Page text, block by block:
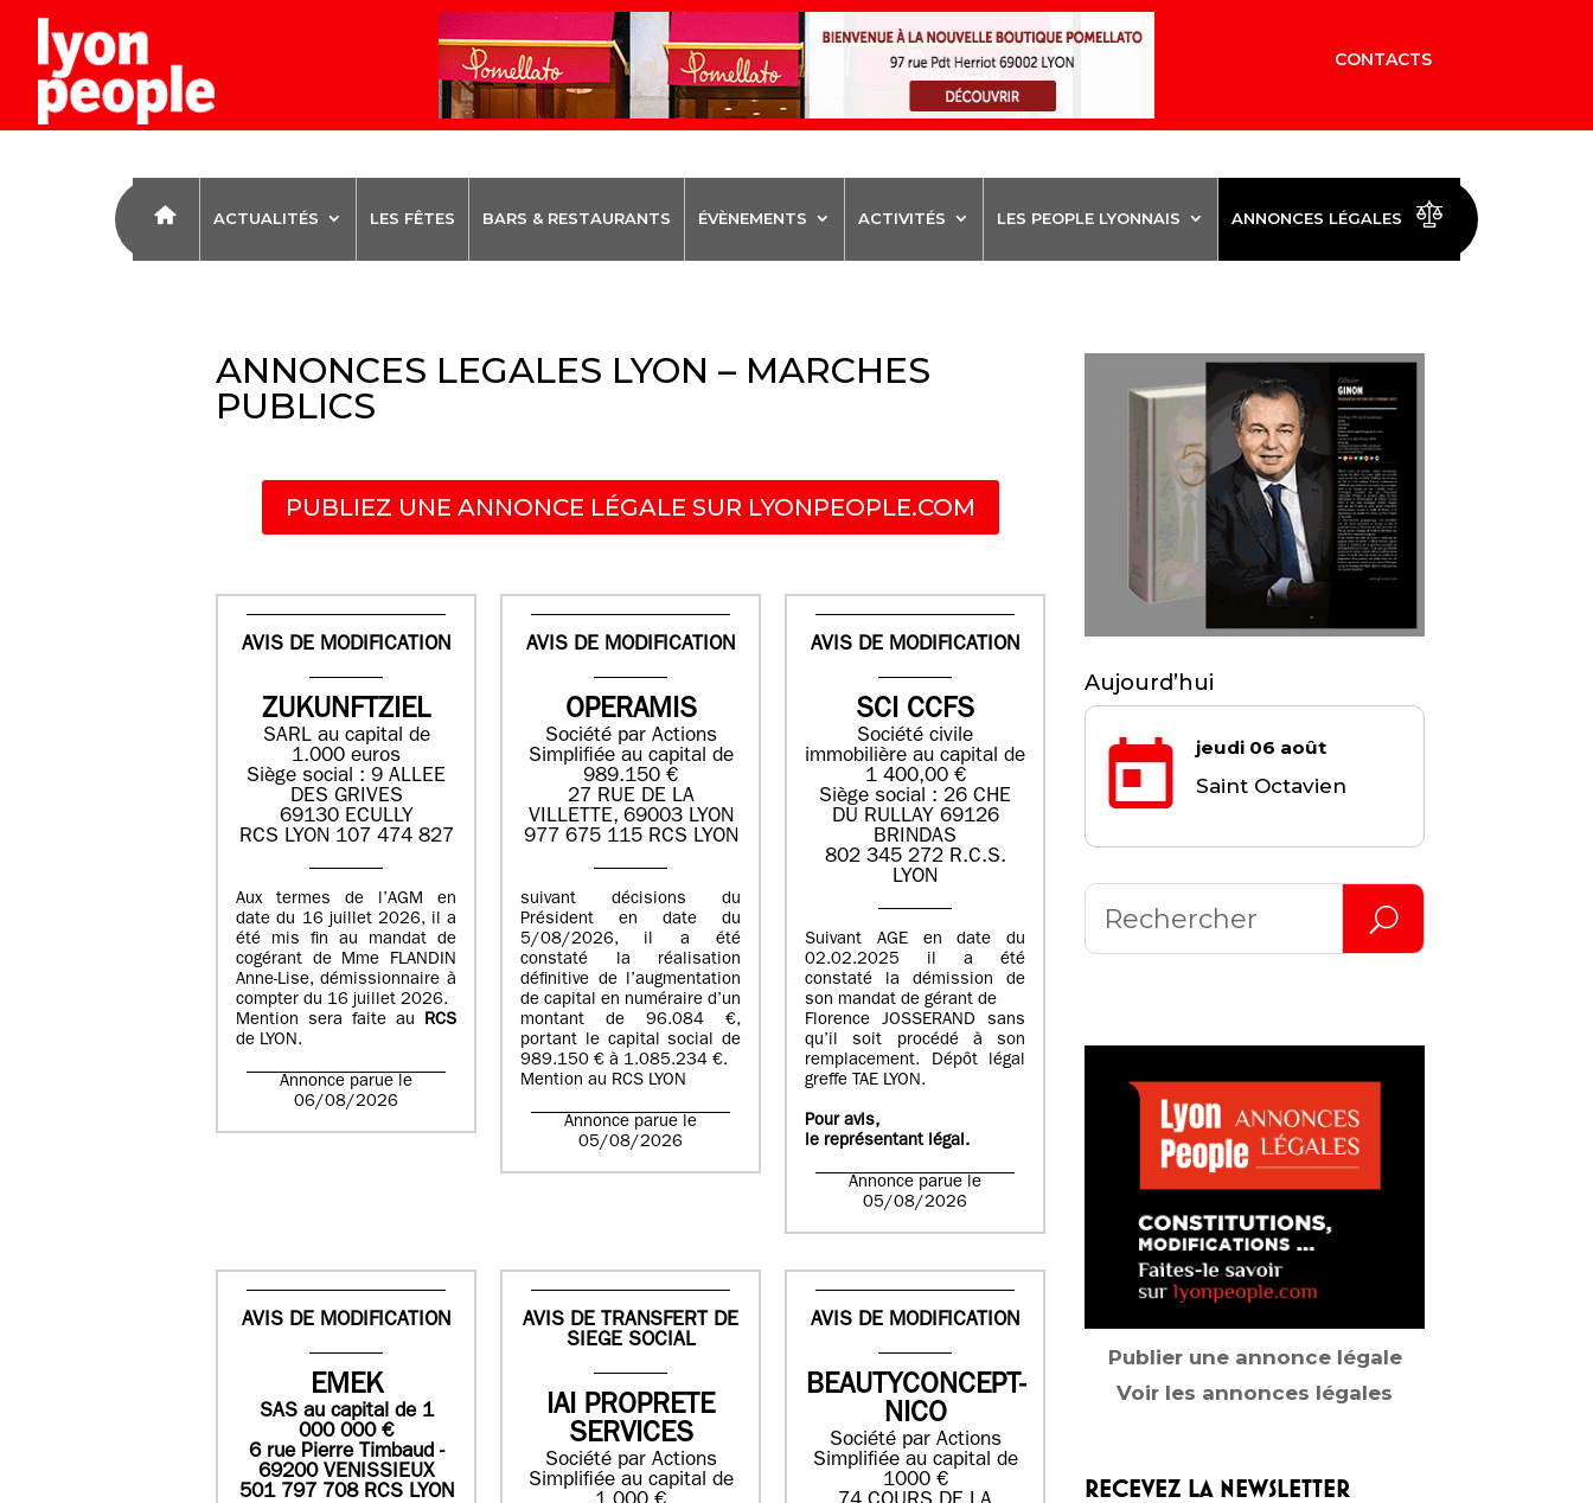
CONTACTS
ACTUALITÉS LES FÊTES BARS & RESTAURANTS ÉVÈNEMENTS ACTIVITÉS LES PEOPLE LYONNAIS ANNONCES LÉGALES
ANNONCES LEGALES LYON – MARCHES
PUBLICS
PUBLIEZ UNE ANNONCE LÉGALE SUR LYONPEOPLE.COM
AVIS DE MODIFICATION
ZUKUNFTZIEL
SARL au capital de
1.000 euros
Siège social : 9 ALLEE
DES GRIVES
69130 ECULLY
RCS LYON 107 474 827
Aux termes de l’AGM en
date du 16 juillet 2026, il a
été mis fin au mandat de
cogérant de Mme FLANDIN
Anne-Lise, démissionnaire à
compter du 16 juillet 2026.
Mention sera faite au RCS
de LYON.
Annonce parue le
06/08/2026
AVIS DE MODIFICATION
OPERAMIS
Société par Actions
Simplifiée au capital de
989.150 €
27 RUE DE LA
VILLETTE, 69003 LYON
977 675 115 RCS LYON
suivant décisions du
Président en date du
5/08/2026, il a été
constaté la réalisation
définitive de l’augmentation
de capital en numéraire d’un
montant de 96.084 €,
portant le capital social de
989.150 € à 1.085.234 €.
Mention au RCS LYON
Annonce parue le
05/08/2026
AVIS DE MODIFICATION
SCI CCFS
Société civile
immobilière au capital de
1 400,00 €
Siège social : 26 CHE
DU RULLAY 69126
BRINDAS
802 345 272 R.C.S.
LYON
Suivant AGE en date du
02.02.2025 il a été
constaté la démission de
son mandat de gérant de
Florence JOSSERAND sans
qu’il soit procédé à son
remplacement. Dépôt légal
greffe TAE LYON.
Pour avis,
le représentant légal.
Annonce parue le
05/08/2026
AVIS DE MODIFICATION
EMEK
SASau capital de 1
000 000€
6 rue Pierre Timbaud -
69200 VENISSIEUX
501 797 708 RCS LYON
AVIS DE TRANSFERT DE
SIEGE SOCIAL
IAI PROPRETE
SERVICES
Société par Actions
Simplifiée au capital de
AVIS DE MODIFICATION
BEAUTYCONCEPT-
NICO
Société par Actions
Simplifiée au capital de
1000 €
Aujourd’hui
jeudi 06 août
Saint Octavien
Publier une annonce légale
Voir les annonces légales
RECEVEZ LA NEWSLETTER